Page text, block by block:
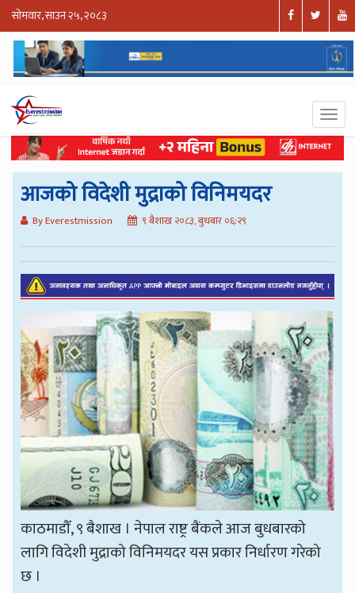
सोमवार, साउन २५, २०८३
आजको विदेशी मुद्राको विनिमयदर
By Everestmission ९ बैशाख २०८३, बुधबार ०६:२९
काठमाडौँ, ९ बैशाख । नेपाल राष्ट्र बैंकले आज बुधबारको
लागि विदेशी मुद्राको विनिमयदर यस प्रकार निर्धारण गरेको
छ ।